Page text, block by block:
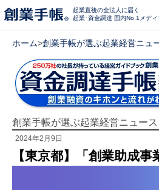
起業直後の全法人に届く
起業･資金調達 国内No.1メディ
ホーム>創業手帳が選ぶ起業経営ニュ
創業手帳が選ぶ起業経営ニュース
2024年2月9日
【東京都】「創業助成事